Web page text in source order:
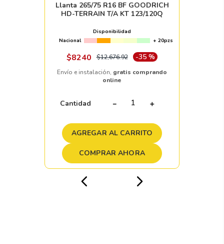
Llanta 265/75 R16 BF GOODRICH
HD-TERRAIN T/A KT 123/120Q
Disponibilidad
Nacional
+ 20pzs
$8240 $12,676.92 -35 %
Envío e instalación, gratis comprando
online
Cantidad ＋
－
AGREGAR AL CARRITO
COMPRAR AHORA